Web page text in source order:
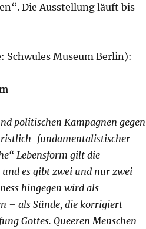
Die Ausstellung läuft bis
Schwules Museum Berlin):
politischen Kampagnen gegen
fundamentalistischer
Lebensform gilt die
es gibt zwei und nur zwei
hingegen wird als
– als Sünde, die korrigiert
Gottes. Queeren Menschen